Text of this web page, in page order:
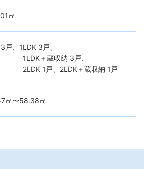
㎡
戸、1LDK 3戸、
＋蔵収納 3戸、
1戸、2LDK＋蔵収納 1戸
㎡〜58.38㎡